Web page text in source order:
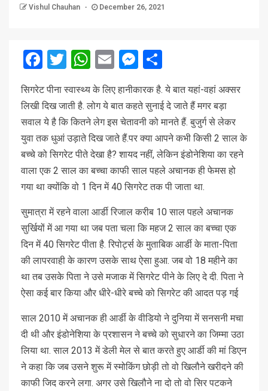
Vishul Chauhan December 26, 2021
Facebook
Twitter
WhatsApp
EmailMessenger
सिगरेट पीना स्वास्थ्य के लिए हानीकारक है. ये बात यहां-वहां अक्सर
लिखी दिख जाती है. लोग ये बात कहते सुनाई दे जाते हैं मगर बड़ा
सवाल ये है कि कितने लेग इस चेतावनी को मानते हैं. बुजुर्ग से लेकर
युवा तक धुआं उड़ाते दिख जाते हैं.पर क्या आपने कभी किसी 2 साल के
बच्चे को सिगरेट पीते देखा है? शायद नहीं, लेकिन इंडोनेशिया का रहने
वाला एक 2 साल का बच्चा काफी साल पहले अचानक ही फेमस हो
गया था क्योंकि वो 1 दिन में 40 सिगरेट तक पी जाता था.
सुमात्रा में रहने वाला आर्डी रिजाल करीब 10 साल पहले अचानक
सुर्खियों में आ गया था जब पता चला कि महज 2 साल का बच्चा एक
दिन में 40 सिगरेट पीता है. रिपोर्ट्स के मुताबिक आर्डी के माता-पिता
की लापरवाही के कारण उसके साथ ऐसा हुआ. जब वो 18 महीने का
था तब उसके पिता ने उसे मजाक में सिगरेट पीने के लिए दे दी. पिता ने
ऐसा कई बार किया और धीरे-धीरे बच्चे को सिगरेट की आदत पड़ गई
साल 2010 में अचानक ही आर्डी के वीडियो ने दुनिया में सनसनी मचा
दी थी और इंडोनेशिया के प्रशासन ने बच्चे को सुधारने का जिम्मा उठा
लिया था. साल 2013 में डेली मेल से बात करते हुए आर्डी की मां डिएन
ने कहा कि जब उसने शुरू में स्मोकिंग छोड़ी तो वो खिलौने खरीदने की
काफी जिद करने लगा. अगर उसे खिलौने ना दो तो वो सिर पटकने